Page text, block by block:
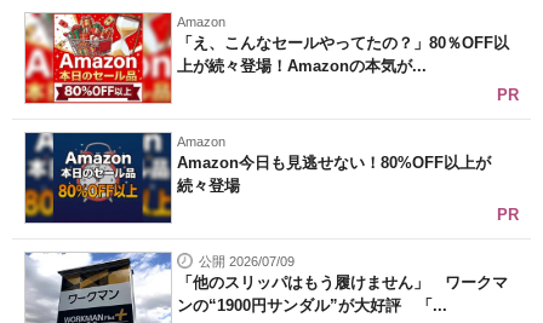
Amazon
「え、こんなセールやってたの？」80％OFF以
上が続々登場！Amazonの本気が...
PR
Amazon
Amazon今日も見逃せない！80%OFF以上が
続々登場
PR
公開 2026/07/09
「他のスリッパはもう履けません」 ワークマ
ンの“1900円サンダル”が大好評 「...